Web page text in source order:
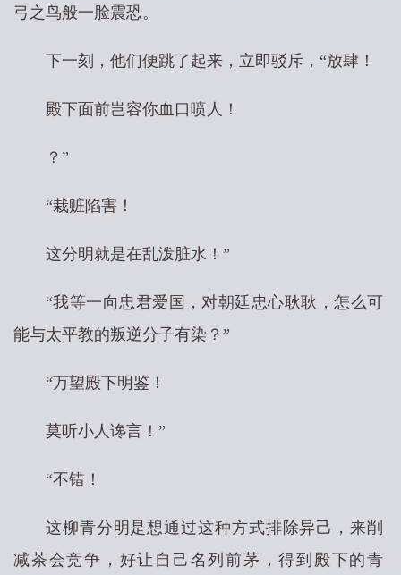
弓之鸟般一脸震恐。
下一刻，他们便跳了起来，立即驳斥，“放肆！
殿下面前岂容你血口喷人！
？”
“栽赃陷害！
这分明就是在乱泼脏水！”
“我等一向忠君爱国，对朝廷忠心耿耿，怎么可
能与太平教的叛逆分子有染？”
“万望殿下明鉴！
莫听小人谗言！”
“不错！
这柳青分明是想通过这种方式排除异己，来削
减茶会竞争，好让自己名列前茅，得到殿下的青